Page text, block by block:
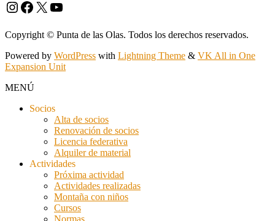
Instagram
Facebook
X YouTube
Copyright © Punta de las Olas. Todos los derechos reservados.
Powered by WordPress with Lightning Theme & VK All in One
Expansion Unit
MENÚ
Socios
Alta de socios
Renovación de socios
Licencia federativa
Alquiler de material
Actividades
Próxima actividad
Actividades realizadas
Montaña con niños
Cursos
Normas